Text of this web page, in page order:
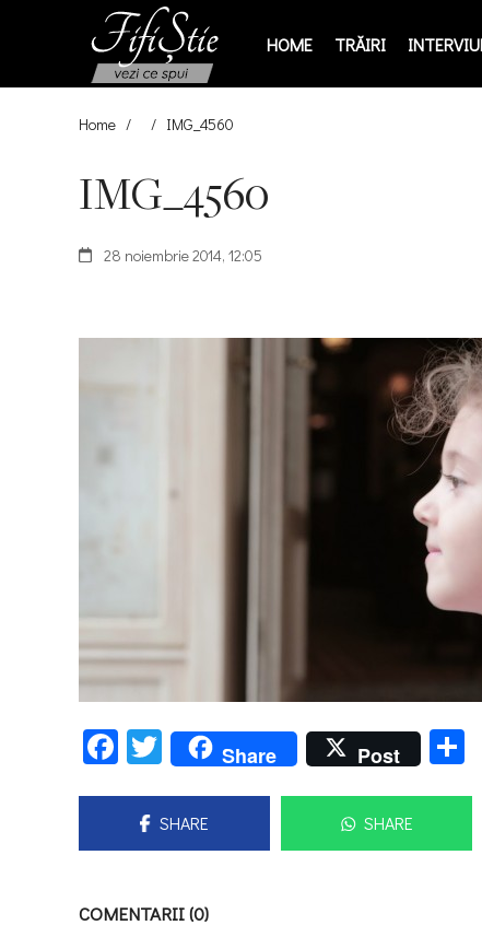
HOME TRĂIRI
Home / / IMG_4560
IMG_4560
28 noiembrie 2014, 12:05
Facebook
Twitter
Share Post
SHARE SHARE
COMENTARII (0)